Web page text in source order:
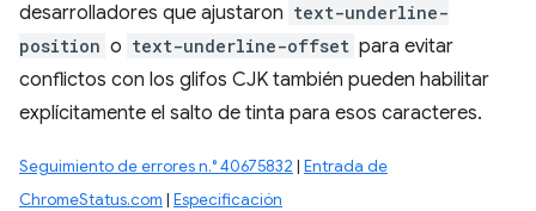
desarrolladores que ajustaron text-underline-
position o text-underline-offset para evitar
conflictos con los glifos CJK también pueden habilitar
explícitamente el salto de tinta para esos caracteres.
Seguimiento de errores n.° 40675832 | Entrada de
ChromeStatus.com | Especificación